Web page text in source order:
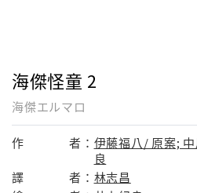
海傑怪童 2
海傑エルマロ
作 者： 伊藤福八/ 原案;
良
譯
者： 林志昌